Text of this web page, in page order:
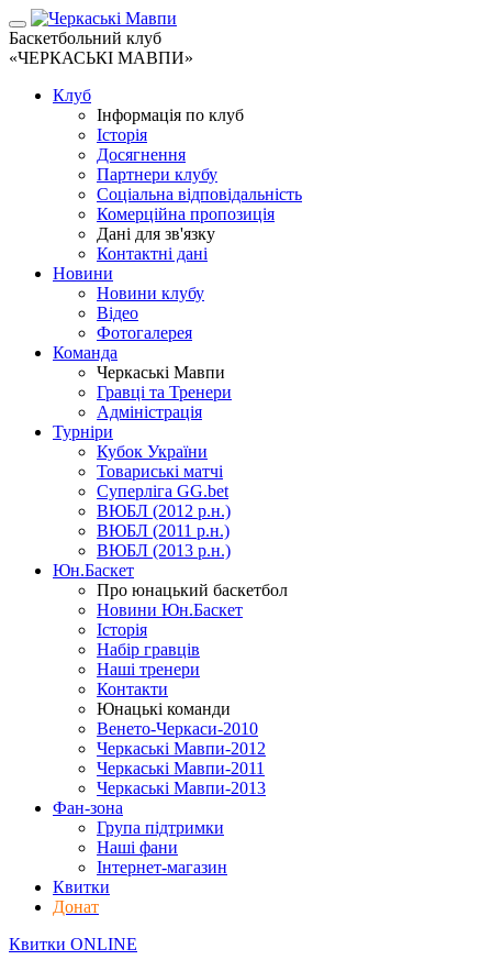
Баскетбольний клуб
«ЧЕРКАСЬКІ МАВПИ»
Клуб
Інформація по клуб
Історія
Досягнення
Партнери клубу
Соціальна відповідальність
Комерційна пропозиція
Дані для зв'язку
Контактні дані
Новини
Новини клубу
Відео
Фотогалерея
Команда
Черкаські Мавпи
Гравці та Тренери
Адміністрація
Турніри
Кубок України
Товариські матчі
Суперліга GG.bet
ВЮБЛ (2012 р.н.)
ВЮБЛ (2011 р.н.)
ВЮБЛ (2013 р.н.)
Юн.Баскет
Про юнацький баскетбол
Новини Юн.Баскет
Історія
Набір гравців
Наші тренери
Контакти
Юнацькі команди
Венето-Черкаси-2010
Черкаські Мавпи-2012
Черкаські Мавпи-2011
Черкаські Мавпи-2013
Фан-зона
Група підтримки
Наші фани
Інтернет-магазин
Квитки
Донат
Квитки ONLINE